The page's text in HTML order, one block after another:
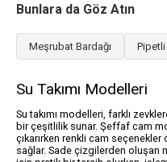
Bunlara da Göz Atın
Meşrubat Bardağı
Su Takımı Modelleri
Su takımı modelleri, farklı
bir çeşitlilik sunar. Şeffaf cam
çıkarırken renkli cam
sağlar. Sade çizgilerden oluşan